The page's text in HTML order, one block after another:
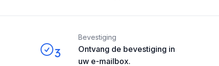
3
Ontvang de bevestiging in
uw e-mailbox.
Bevestiging